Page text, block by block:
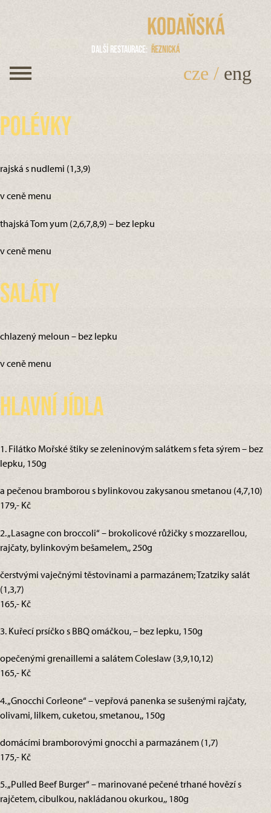
Kodaňská
Další restaurace Řeznická
cze / eng
Polévky
rajská s nudlemi (1,3,9)
v ceně menu
thajská Tom yum (2,6,7,8,9) – bez lepku
v ceně menu
Saláty
chlazený meloun – bez lepku
v ceně menu
Hlavní jídla
1. Filátko Mořské štiky se zeleninovým salátkem s feta sýrem – bez
lepku, 150g
a pečenou bramborou s bylinkovou zakysanou smetanou (4,7,10)
179,- Kč
2. „Lasagne con broccoli“ – brokolicové růžičky s mozzarellou,
rajčaty, bylinkovým bešamelem,, 250g
čerstvými vaječnými těstovinami a parmazánem; Tzatziky salát
(1,3,7)
165,- Kč
3. Kuřecí prsíčko s BBQ omáčkou, – bez lepku, 150g
opečenými grenaillemi a salátem Coleslaw (3,9,10,12)
165,- Kč
4. „Gnocchi Corleone“ – vepřová panenka se sušenými rajčaty,
olivami, lilkem, cuketou, smetanou,, 150g
domácími bramborovými gnocchi a parmazánem (1,7)
175,- Kč
5. „Pulled Beef Burger“ – marinované pečené trhané hovězí s
rajčetem, cibulkou, nakládanou okurkou,, 180g